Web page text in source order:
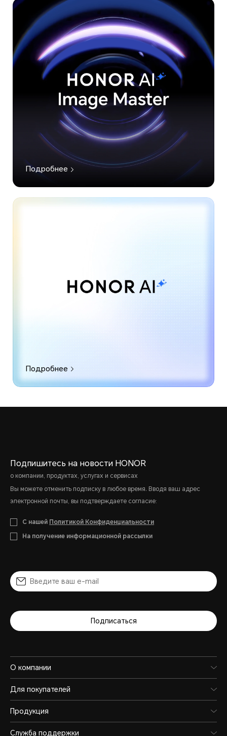
Подробнее
Подробнее
Подпишитесь на новости HONOR
о компании, продуктах, услугах и сервисах
Вы можете отменить подписку в любое время. Вводя ваш адрес
электронной почты, вы подтверждаете согласие:
С нашей Политикой Конфиденциальности
На получение информационной рассылки
Подписаться
О компании
Для покупателей
Продукция
Служба поддержки